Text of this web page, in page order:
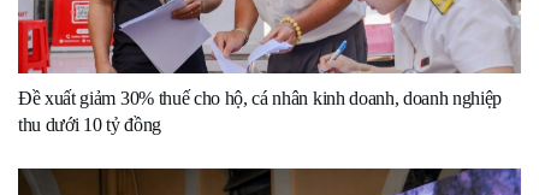
Đề xuất giảm 30% thuế cho hộ, cá nhân kinh doanh, doanh nghiệp
thu dưới 10 tỷ đồng